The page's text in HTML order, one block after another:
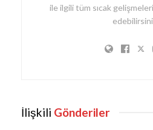
ile ilgili tüm sıcak
İlişkili Gönderiler